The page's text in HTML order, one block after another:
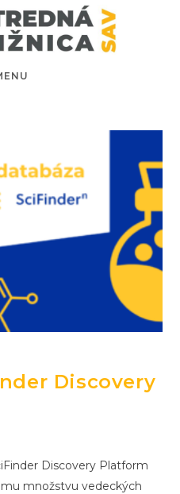
Discovery
Discovery Platform
množstvu vedeckých